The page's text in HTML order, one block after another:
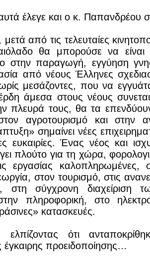
έλεγε και ο κ. Παπανδρέου
από τις τελευταίες
θα μπορούσε να είναι
στην παραγωγή, εγγύηση
από νέους Έλληνες
μεσάζοντες, που να
άμεσα στους νέους
πλευρά τους, θα τα
αγροτουρισμό και στην
σημαίνει νέες
ευκαιρίες. Ένας νέος και
πλούτο για τη χώρα,
εργασίας καλοπληρωμένες,
στον τουρισμό, στις
στη σύγχρονη διαχείριση
πληροφορική, στο
κατασκευές.
ότι
προειδοποίησης…